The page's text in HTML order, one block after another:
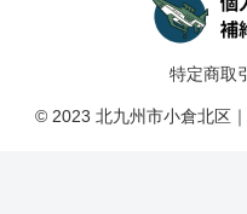
特定商取
© 2023 北九州市小倉北区